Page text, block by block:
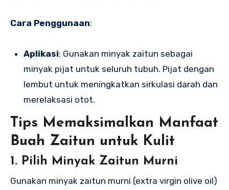
Cara Penggunaan:
Aplikasi: Gunakan minyak zaitun sebagai
minyak pijat untuk seluruh tubuh. Pijat dengan
lembut untuk meningkatkan sirkulasi darah dan
merelaksasi otot.
Tips Memaksimalkan Manfaat
Buah Zaitun untuk Kulit
1. Pilih Minyak Zaitun Murni
Gunakan minyak zaitun murni (extra virgin olive oil)